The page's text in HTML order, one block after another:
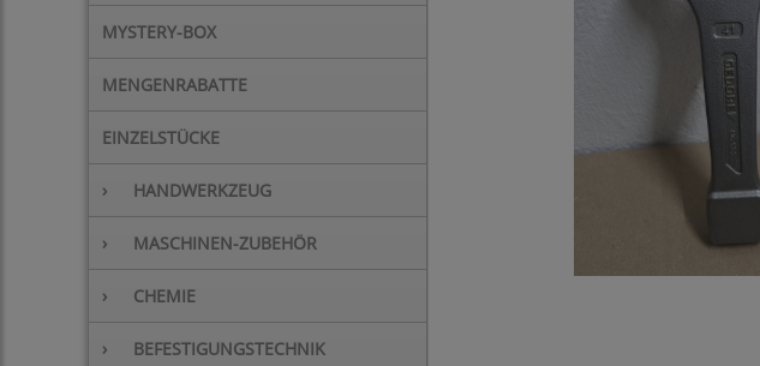
MYSTERY-BOX
MENGENRABATTE
EINZELSTÜCKE
› HANDWERKZEUG
› MASCHINEN-ZUBEHÖR
› CHEMIE
› BEFESTIGUNGSTECHNIK